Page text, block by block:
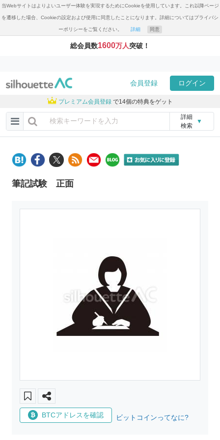
当Webサイトはよりよいユーザー体験を実現するためにCookieを使用しています。これ以降ページ
を遷移した場合、Cookieの設定および使用に同意したことになります。詳細についてはプライバシ
ーポリシーをご覧ください。 詳細 同意
総会員数1600万人突破！
会員登録 ログイン
プレミアム会員登録 で14個の特典をゲット
詳細
検索
▼
筆記試験 正面
BTCアドレスを確認 ビットコインってなに?